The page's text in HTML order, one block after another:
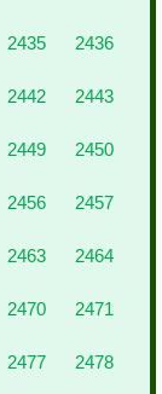
2435 2436
2442 2443
2449 2450
2456 2457
2463 2464
2470 2471
2477 2478